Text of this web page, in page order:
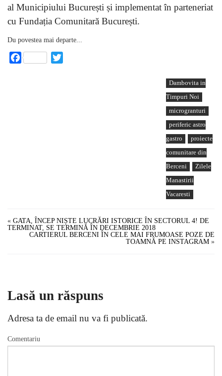
al Municipiului București și implementat în parteneriat
cu Fundația Comunitară București.
Du povestea mai departe...
Facebook
Dambovita in
Timpuri Noi
microgranturi
periferic astro
gastro
proiecte
comunitare din
Berceni
Zilele
Manastirii
Vacaresti
« GATA, ÎNCEP NIȘTE LUCRĂRI ISTORICE ÎN SECTORUL 4! DE
TERMINAT, SE TERMINĂ ÎN DECEMBRIE 2018
CARTIERUL BERCENI ÎN CELE MAI FRUMOASE POZE DE
TOAMNĂ PE INSTAGRAM »
Lasă un răspuns
Adresa ta de email nu va fi publicată.
Comentariu